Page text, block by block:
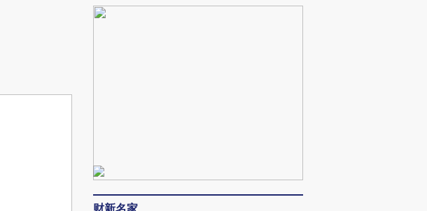
财新名家